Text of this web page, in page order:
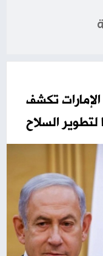
الإمارات تكشف
السلاح